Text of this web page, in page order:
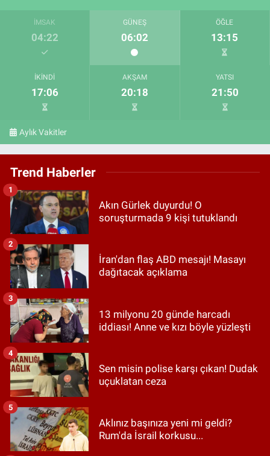
İMSAK
04:22
GÜNEŞ
06:02
ÖĞLE
13:15
İKINDI
17:06
AKŞAM
20:18
YATSI
21:50
Aylık Vakitler
Trend Haberler
Akın Gürlek duyurdu! O
soruşturmada 9 kişi tutuklandı
1
İran'dan flaş ABD mesajı! Masayı
dağıtacak açıklama
2
13 milyonu 20 günde harcadı
iddiası! Anne ve kızı böyle yüzleşti
3
Sen misin polise karşı çıkan! Dudak
uçuklatan ceza
4
Aklınız başınıza yeni mi geldi?
Rum'da İsrail korkusu...
5